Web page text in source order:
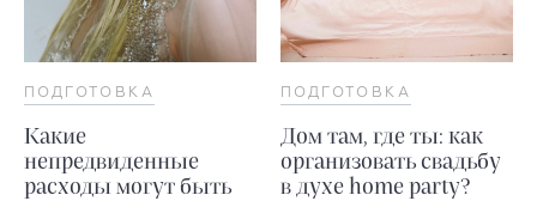
ПОДГОТОВКА
Какие
непредвиденные
расходы могут быть
ПОДГОТОВКА
Дом там, где ты: как
организовать свадьбу
в духе home party?